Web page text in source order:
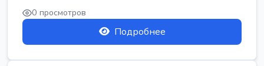
0 просмотров
Подробнее